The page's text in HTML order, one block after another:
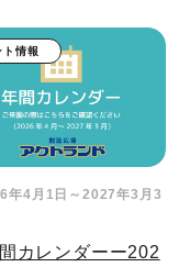
ト情報
年4月1日～2027年3月3
カレンダーー202